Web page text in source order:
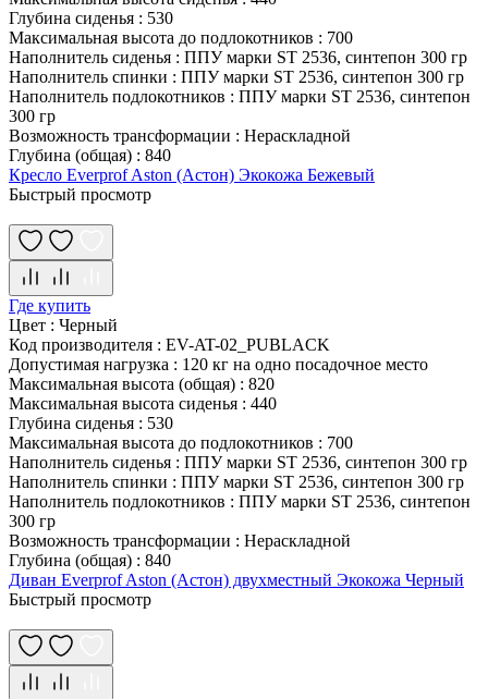
Глубина сиденья : 530
Максимальная высота до подлокотников : 700
Наполнитель сиденья : ППУ марки ST 2536, синтепон 300 гр
Наполнитель спинки : ППУ марки ST 2536, синтепон 300 гр
Наполнитель подлокотников : ППУ марки ST 2536, синтепон
300 гр
Возможность трансформации : Нераскладной
Глубина (общая) : 840
Кресло Everprof Aston (Астон) Экокожа Бежевый
Быстрый просмотр
Где купить
Цвет : Черный
Код производителя : EV-AT-02_PUBLACK
Допустимая нагрузка : 120 кг на одно посадочное место
Максимальная высота (общая) : 820
Максимальная высота сиденья : 440
Глубина сиденья : 530
Максимальная высота до подлокотников : 700
Наполнитель сиденья : ППУ марки ST 2536, синтепон 300 гр
Наполнитель спинки : ППУ марки ST 2536, синтепон 300 гр
Наполнитель подлокотников : ППУ марки ST 2536, синтепон
300 гр
Возможность трансформации : Нераскладной
Глубина (общая) : 840
Диван Everprof Aston (Астон) двухместный Экокожа Черный
Быстрый просмотр